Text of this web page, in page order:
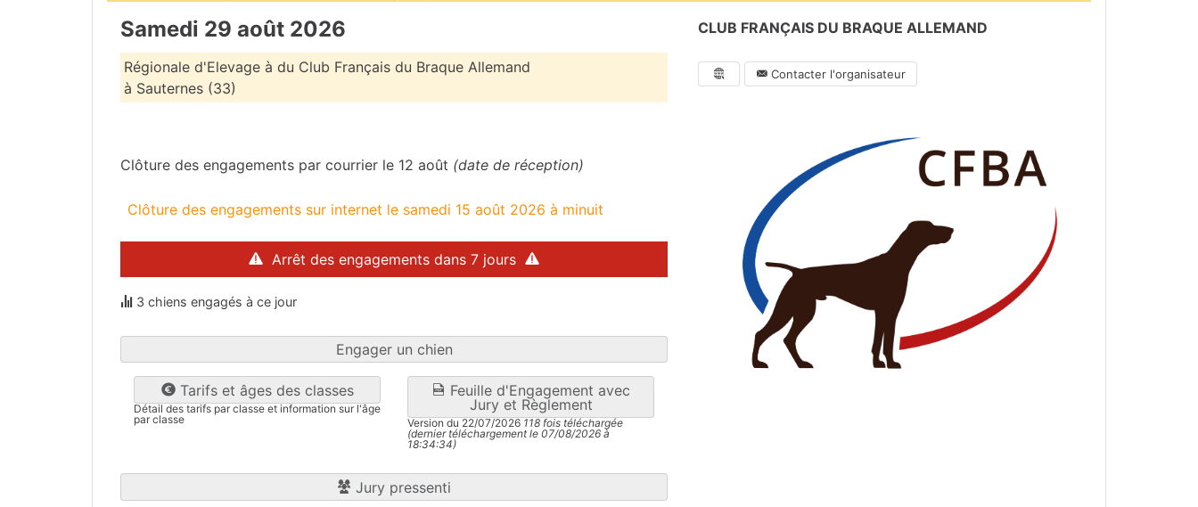
Samedi 29 août 2026
Régionale d'Elevage à du Club Français du Braque Allemand
à Sauternes (33)
Clôture des engagements par courrier le 12 août (date de réception)
Clôture des engagements sur internet le samedi 15 août 2026 à minuit
Arrêt des engagements dans 7 jours
3 chiens engagés à ce jour
Engager un chien
Tarifs et âges des classes
Détail des tarifs par classe et information sur l'âge
par classe
Feuille d'Engagement avec
Jury et Règlement
Version du 22/07/2026 118 fois téléchargée
(dernier téléchargement le 07/08/2026 à
18:34:34)
Jury pressenti
CLUB FRANÇAIS DU BRAQUE ALLEMAND
Contacter l'organisateur